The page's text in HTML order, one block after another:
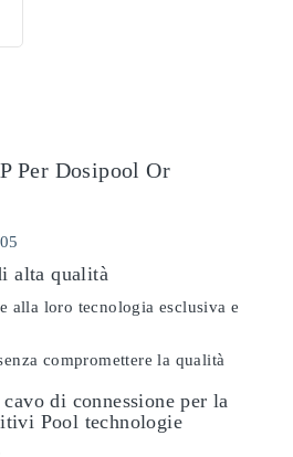
Per Dosipool Or
alta qualità
alla loro tecnologia esclusiva e
compromettere la qualità
di connessione per la
Pool technologie